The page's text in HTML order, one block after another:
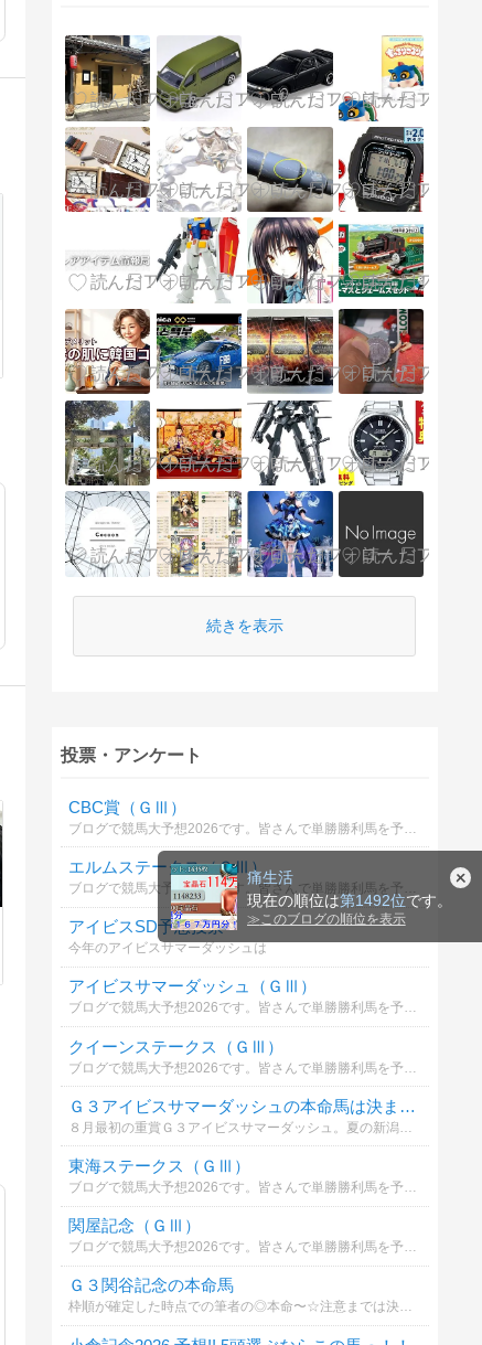
痛生活
現在の順位は第1492位です。
≫ このブログの順位を表示
続きを表示
投票・アンケート
CBC賞（ＧⅢ）
ブログで競馬大予想2026です。皆さんで単勝勝利馬を予想しましょう。優勝者には景品進呈。ルールは→https://ameblo.jp/2-mix-keiba/entry-12880871148.html
エルムステークス（ＧⅢ）
ブログで競馬大予想2026です。皆さんで単勝勝利馬を予想しましょう。優勝者には景品進呈。ルールは→https://ameblo.jp/2-mix-keiba/entry-12880871148.html
アイビスSD予想投票
今年のアイビスサマーダッシュは
アイビスサマーダッシュ（ＧⅢ）
ブログで競馬大予想2026です。皆さんで単勝勝利馬を予想しましょう。優勝者には景品進呈。ルールは→https://ameblo.jp/2-mix-keiba/entry-12880871148.html
クイーンステークス（ＧⅢ）
Ｇ３アイビスサマーダッシュの本命馬は決まった？
東海ステークス（ＧⅢ）
ブログで競馬大予想2026です。皆さんで単勝勝利馬を予想しましょう。優勝者には景品進呈。ルールは→https://ameblo.jp/2-mix-keiba/entry-12880871148.html
関屋記念（ＧⅢ）
ブログで競馬大予想2026です。皆さんで単勝勝利馬を予想しましょう。優勝者には景品進呈。ルールは→https://ameblo.jp/2-mix-keiba/entry-12880871148.html
Ｇ３関谷記念の本命馬
枠順が確定した時点での筆者の◎本命〜☆注意までは決まったので、もしよければ重賞徹底分析記事を読みに来てください。そして、あなたの関谷記念の本命馬も教えて下さい